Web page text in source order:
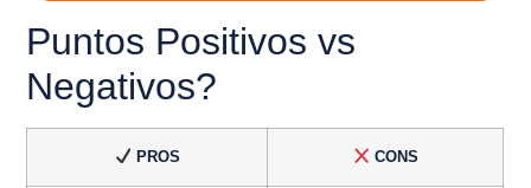
Puntos Positivos vs
Negativos?
PROS CONS